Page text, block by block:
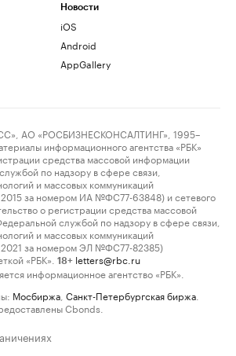
Новости
iOS
Android
AppGallery
АО «РОСБИЗНЕСКОНСАЛТИНГ», 1995–
информационного агентства «РБК»
средства массовой информации
по надзору в сфере связи,
и массовых коммуникаций
за номером ИА №ФС77-63848) и сетевого
о регистрации средства массовой
службой по надзору в сфере связи,
и массовых коммуникаций
за номером ЭЛ №ФС77-82385)
«РБК».
18+ letters@rbc.ru
информационное агентство «РБК».
Мосбиржа Санкт-Петербургская биржа
Cbonds.